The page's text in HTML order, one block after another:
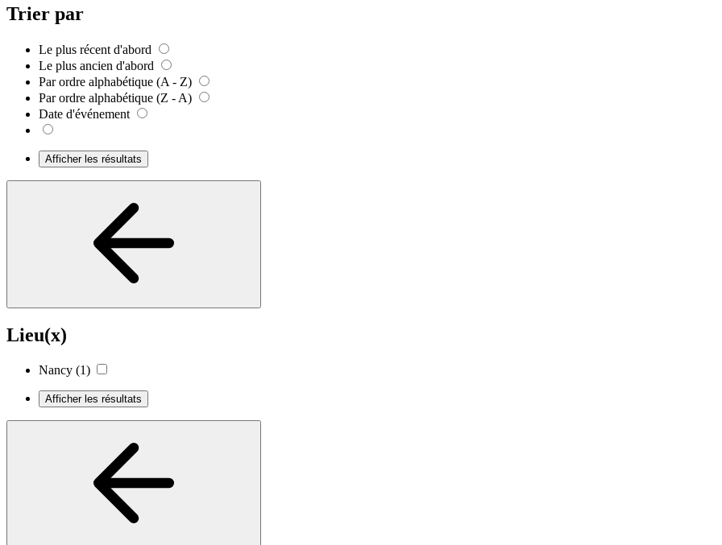
Trier par
Le plus récent d'abord
Le plus ancien d'abord
Par ordre alphabétique (A - Z)
Par ordre alphabétique (Z - A)
Date d'événement
Afficher les résultats
Lieu(x)
Nancy (1)
Afficher les résultats